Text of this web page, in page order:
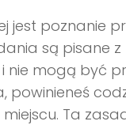
poznanie
są pisane
nie mogą być
powinieneś
Ta